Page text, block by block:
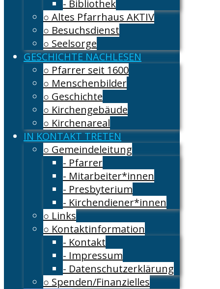
- Bibliothek
○ Altes Pfarrhaus AKTIV
○ Besuchsdienst
○ Seelsorge
GESCHICHTE NACHLESEN
○ Pfarrer seit 1600
○ Menschenbilder
○ Geschichte
○ Kirchengebäude
○ Kirchenareal
IN KONTAKT TRETEN
○ Gemeindeleitung
- Pfarrer
- Mitarbeiter*innen
- Presbyterium
- Kirchendiener*innen
○ Links
○ Kontaktinformation
- Kontakt
- Impressum
- Datenschutzerklärung
○ Spenden/Finanzielles